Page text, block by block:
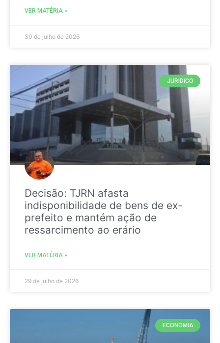
VER MATÉRIA »
30 de julho de 2026
JURIDICO
Decisão: TJRN afasta
indisponibilidade de bens de ex-
prefeito e mantém ação de
ressarcimento ao erário
VER MATÉRIA »
29 de julho de 2026
ECONOMIA